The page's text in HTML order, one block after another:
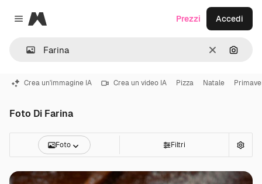
Close menu
Magnific
CancellaCerca
Prezzi Accedi
Crea un'immagine IA Crea un video IA Pizza Natale
Foto Di Farina
Foto Filtri